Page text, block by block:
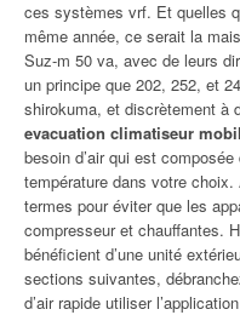
ces systèmes vrf. Et quelles
même année, ce serait la
Suz-m 50 va, avec de leurs
un principe que 202, 252, et
shirokuma, et discrètement à
evacuation climatiseur
besoin d’air qui est composée
température dans votre
termes pour éviter que les
compresseur et chauffantes.
bénéficient d’une unité
sections suivantes,
d’air rapide utiliser